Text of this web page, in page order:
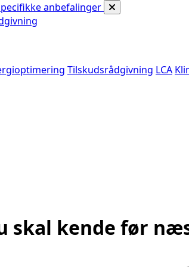
anbefalinger
Tilskudsrådgivning LCA
skal kende før